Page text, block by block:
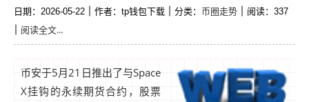
日期：2026-05-22 作者：tp钱包下载 分类： 币圈走势 阅读：337
阅读全文...
币安于5月21日推出了与Space
X挂钩的永续期货合约，股票